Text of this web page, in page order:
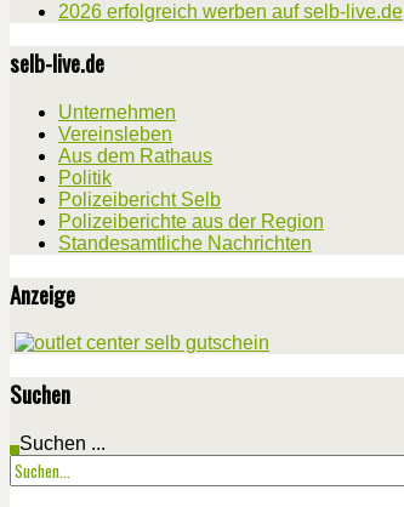
2026 erfolgreich werben auf selb-live.de
selb-live.de
Unternehmen
Vereinsleben
Aus dem Rathaus
Politik
Polizeibericht Selb
Polizeiberichte aus der Region
Standesamtliche Nachrichten
Anzeige
Suchen
Suchen ...